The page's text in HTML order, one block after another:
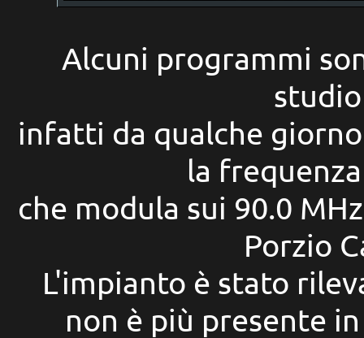
Alcuni programmi
infatti da qualche
la
che modula sui 90.0
Porzio
L'impianto è stato
non è più presente